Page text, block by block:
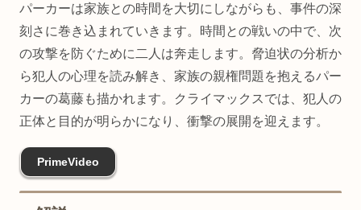
パーカーは家族との時間を大切にしながらも、事件の深
刻さに巻き込まれていきます。時間との戦いの中で、次
の攻撃を防ぐために二人は奔走します。脅迫状の分析か
ら犯人の心理を読み解き、家族の親権問題を抱えるパー
カーの葛藤も描かれます。クライマックスでは、犯人の
正体と目的が明らかになり、衝撃の展開を迎えます。
PrimeVideo